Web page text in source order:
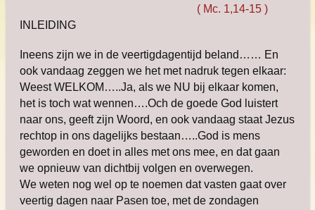
( Mc. 1,14-15 )
INLEIDING
Ineens zijn we in de veertigdagentijd beland…… En
ook vandaag zeggen we het met nadruk tegen elkaar:
Weest WELKOM…..Ja, als we NU bij elkaar komen,
het is toch wat wennen….Och de goede God luistert
naar ons, geeft zijn Woord, en ook vandaag staat Jezus
rechtop in ons dagelijks bestaan…..God is mens
geworden en doet in alles met ons mee, en dat gaan
we opnieuw van dichtbij volgen en overwegen.
We weten nog wel op te noemen dat vasten gaat over
veertig dagen naar Pasen toe, met de zondagen